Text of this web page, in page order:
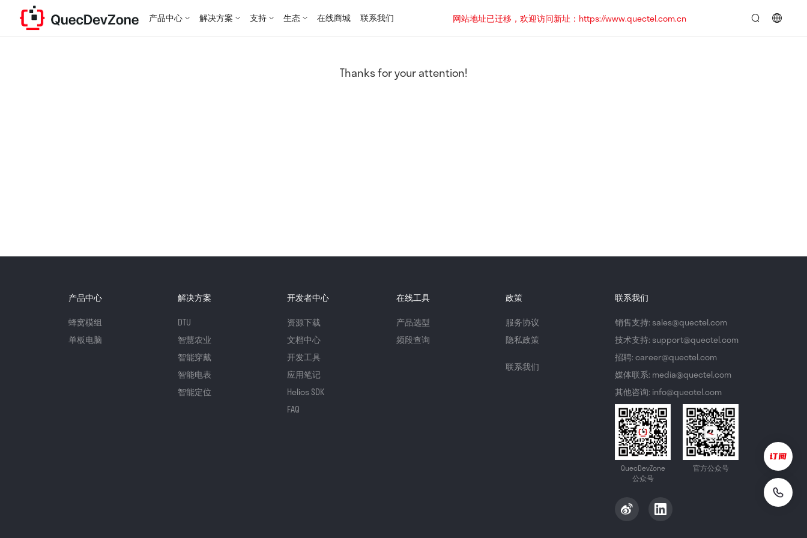
产品中心 解决方案 支持 生态 在线商城 联系我们
网站地址已迁移，欢迎访问新址：https://www.quectel.com.cn
Thanks for your attention!
产品中心
蜂窝模组
单板电脑
解决方案
DTU
智慧农业
智能穿戴
智能电表
智能定位
开发者中心
资源下载
文档中心
开发工具
应用笔记
Helios SDK
FAQ
在线工具
产品选型
频段查询
政策
服务协议
隐私政策
联系我们
联系我们
销售支持: sales@quectel.com
技术支持: support@quectel.com
招聘: career@quectel.com
媒体联系: media@quectel.com
其他咨询: info@quectel.com
QuecDevZone
公众号
官方公众号